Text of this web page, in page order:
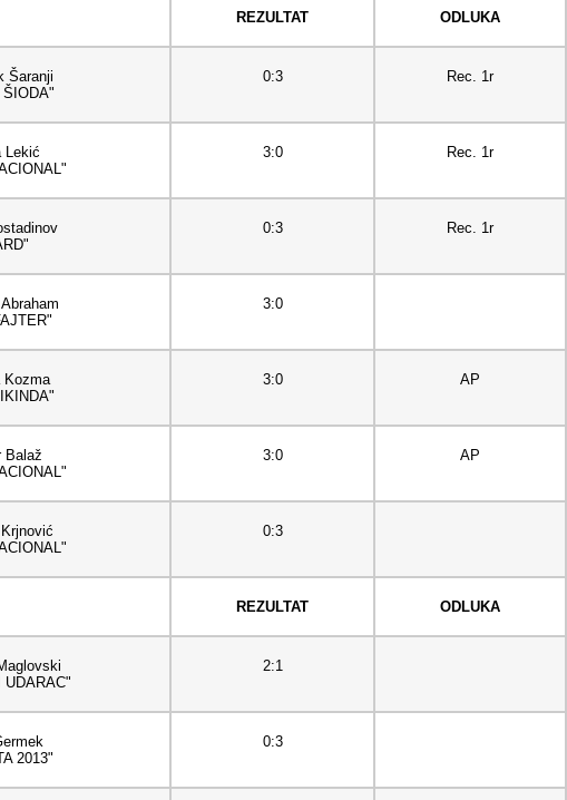
REZULTAT ODLUKA
Šaranji
0:3 Rec. 1r
Lekić
3:0 Rec. 1r
0:3 Rec. 1r
3:0
Kozma
3:0 AP
Balaž
3:0 AP
0:3
REZULTAT ODLUKA
UDARAC"
2:1
2013"
0:3